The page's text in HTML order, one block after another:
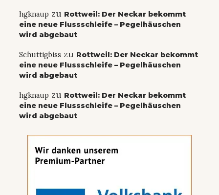
hgknaup zu Rottweil: Der Neckar bekommt
eine neue Flussschleife – Pegelhäuschen
wird abgebaut
Schuttigbiss zu Rottweil: Der Neckar bekommt
eine neue Flussschleife – Pegelhäuschen
wird abgebaut
hgknaup zu Rottweil: Der Neckar bekommt
eine neue Flussschleife – Pegelhäuschen
wird abgebaut